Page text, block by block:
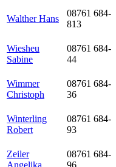
Walther Hans
08761 684-
813
Wiesheu
Sabine
08761 684-
44
Wimmer
Christoph
08761 684-
36
Winterling
Robert
08761 684-
93
Zeiler
Angelika
08761 684-
96